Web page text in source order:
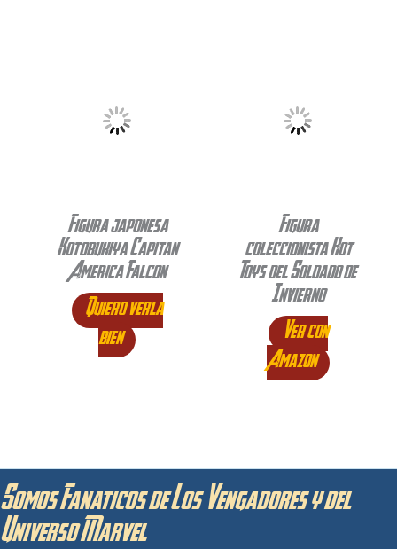
Figura japonesa
Kotobukiya Capitan
America Falcon
Quiero verla
bien
Figura
coleccionista Hot
Toys del Soldado de
Invierno
Ver con
Amazon
Somos Fanaticos de Los Vengadores y del
Universo Marvel